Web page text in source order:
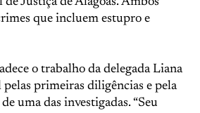
que incluem estupro e
o trabalho da delegada Liana
pelas primeiras diligências e pela
uma das investigadas. “Seu